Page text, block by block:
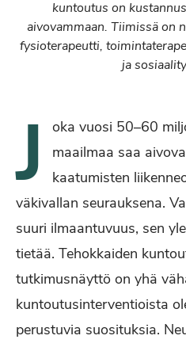
kuntoutus on
aivovammaan. Tiimissä on
fysioterapeutti,
ja
J
oka vuosi 50–60
maailmaa saa
kaatumisten
väkivallan seurauksena.
suuri ilmaantuvuus, sen
tietää. Tehokkaiden
tutkimusnäyttö on yhä
kuntoutusinterventioista
perustuvia suosituksia.